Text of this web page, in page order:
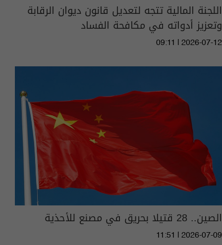
اللجنة المالية تتجه لتعديل قانون ديوان الرقابة
وتعزيز أدواته في مكافحة الفساد
09:11 | 2026-07-12
الصين.. 28 قتيلا بحريق في مصنع للأحذية
11:51 | 2026-07-09